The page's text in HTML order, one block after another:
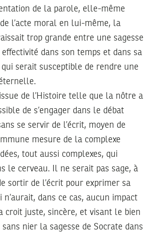
de la parole, elle-même
l’acte moral en lui-même, la
trop grande entre une sagesse
dans son temps et dans sa
serait susceptible de rendre une
de l’Histoire telle que la nôtre a
de s’engager dans le débat
se servir de l’écrit, moyen de
mesure de la complexe
tout aussi complexes, qui
le cerveau. Il ne serait pas sage, à
sortir de l’écrit pour exprimer sa
n’aurait, dans ce cas, aucun impact
croit juste, sincère, et visant le bien
nier la sagesse de Socrate dans